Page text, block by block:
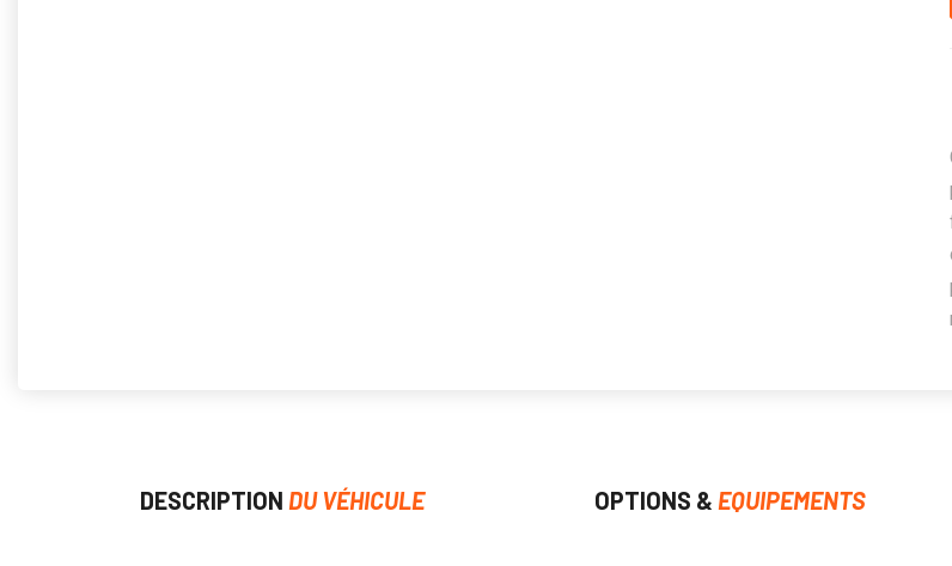
DESCRIPTION DU VÉHICULE OPTIONS & EQUIPEMENTS